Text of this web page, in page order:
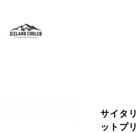
サイタ
ットプ